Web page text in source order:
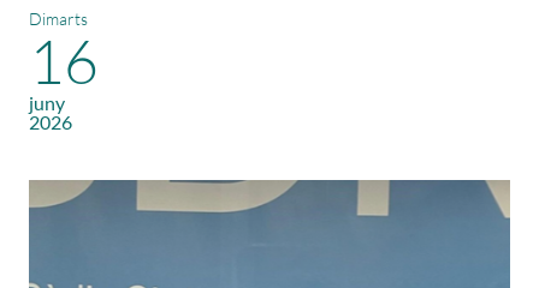
Dimarts
16
juny
2026